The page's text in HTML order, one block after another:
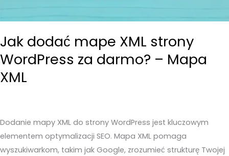
Jak dodać mape XML strony
WordPress za darmo? – Mapa
XML
Dodanie mapy XML do strony WordPress jest kluczowym
elementem optymalizacji SEO. Mapa XML pomaga
wyszukiwarkom, takim jak Google, zrozumieć strukturę Twojej